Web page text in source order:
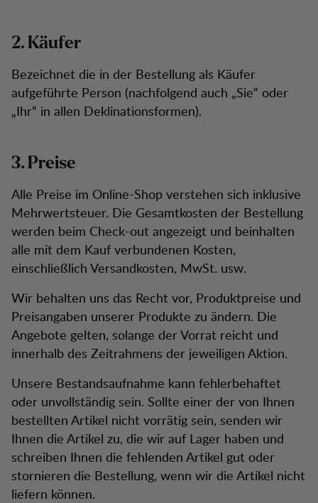
2. Käufer
Bezeichnet die in der Bestellung als Käufer
aufgeführte Person (nachfolgend auch „Sie“ oder
„Ihr“ in allen Deklinationsformen).
3. Preise
Alle Preise im Online-Shop verstehen sich inklusive
Mehrwertsteuer. Die Gesamtkosten der Bestellung
werden beim Check-out angezeigt und beinhalten
alle mit dem Kauf verbundenen Kosten,
einschließlich Versandkosten, MwSt. usw.
Wir behalten uns das Recht vor, Produktpreise und
Preisangaben unserer Produkte zu ändern. Die
Angebote gelten, solange der Vorrat reicht und
innerhalb des Zeitrahmens der jeweiligen Aktion.
Unsere Bestandsaufnahme kann fehlerbehaftet
oder unvollständig sein. Sollte einer der von Ihnen
bestellten Artikel nicht vorrätig sein, senden wir
Ihnen die Artikel zu, die wir auf Lager haben und
schreiben Ihnen die fehlenden Artikel gut oder
stornieren die Bestellung, wenn wir die Artikel nicht
liefern können.